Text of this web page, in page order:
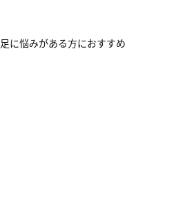
に悩みがある方におすすめ